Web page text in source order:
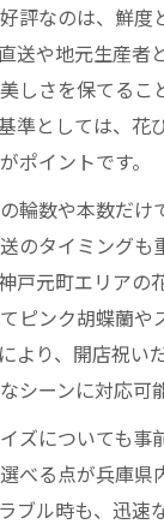
評なのは、鮮度
送や地元生産者
しさを保てるこ
準としては、花
ポイントです。
輪数や本数だけ
のタイミングも
戸元町エリアの
ピンク胡蝶蘭や
より、開店祝い
シーンに対応可
ズについても事
べる点が兵庫県
ブル時も、迅速